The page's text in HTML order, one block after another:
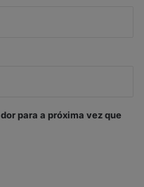
para a próxima vez que